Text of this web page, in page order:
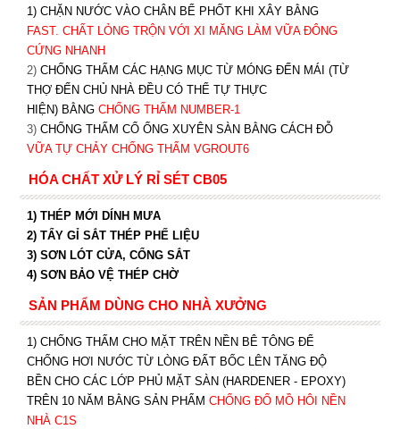
1) CHẶN NƯỚC VÀO CHÂN BỂ PHỐT KHI XÂY BẰNG
FAST. CHẤT LỎNG TRỘN VỚI XI MĂNG LÀM VỮA ĐÔNG
CỨNG NHANH
2) CHỐNG THẤM CÁC HẠNG MỤC TỪ MÓNG ĐẾN MÁI (TỪ
THỢ ĐẾN CHỦ NHÀ ĐỀU CÓ THỂ TỰ THỰC
HIỆN) BẰNG CHỐNG THẤM NUMBER-1
3) CHỐNG THẤM CỔ ỐNG XUYÊN SÀN BẰNG CÁCH ĐỖ
VỮA TỰ CHẢY CHỐNG THẤM VGROUT6
HÓA CHẤT XỬ LÝ RỈ SÉT CB05
1) THÉP MỚI DÍNH MƯA
2) TẨY GỈ SẮT THÉP PHẾ LIỆU
3) SƠN LÓT CỬA, CỔNG SẮT
4) SƠN BẢO VỆ THÉP CHỜ
SẢN PHẨM DÙNG CHO NHÀ XƯỞNG
1) CHỐNG THẤM CHO MẶT TRÊN NỀN BÊ TÔNG ĐỂ
CHỐNG HƠI NƯỚC TỪ LÒNG ĐẤT BỐC LÊN TĂNG ĐỘ
BỀN CHO CÁC LỚP PHỦ MẶT SÀN (HARDENER - EPOXY)
TRÊN 10 NĂM BẰNG SẢN PHẨM CHỐNG ĐỔ MỒ HÔI NỀN
NHÀ C1S